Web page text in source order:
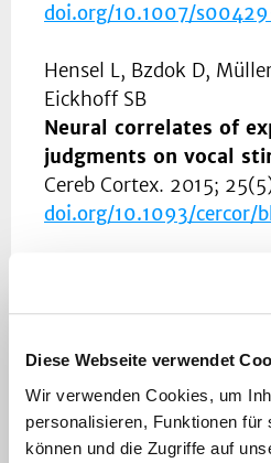
Diese Webseite verwendet
Wir verwenden Cookies, um
personalisieren, Funktionen
können und die Zugriffe auf
doi.org/10.1007/
Hensel L, Bzdok D,
Eickhoff SB
Neural correlates of
judgments on vocal
Cereb Cortex. 2015;
doi.org/10.1093/cercor/
Caspers S, Axer M,
Jütten K, Reckfort J,
Target sites for
human visual cortex -
diffusion and
study.